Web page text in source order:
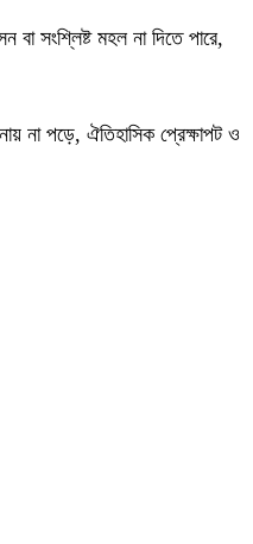
সংশ্লিষ্ট মহল না দিতে পারে,
না পড়ে, ঐতিহাসিক প্রেক্ষাপট ও